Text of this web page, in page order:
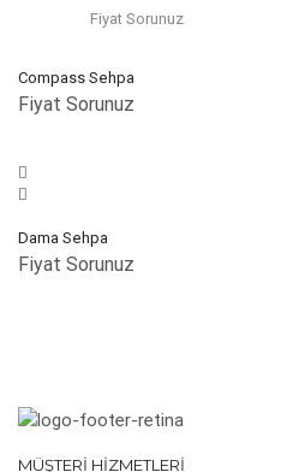
Fiyat Sorunuz
Compass Sehpa
Fiyat Sorunuz
Dama Sehpa
Fiyat Sorunuz
MÜŞTERI HIZMETLERI